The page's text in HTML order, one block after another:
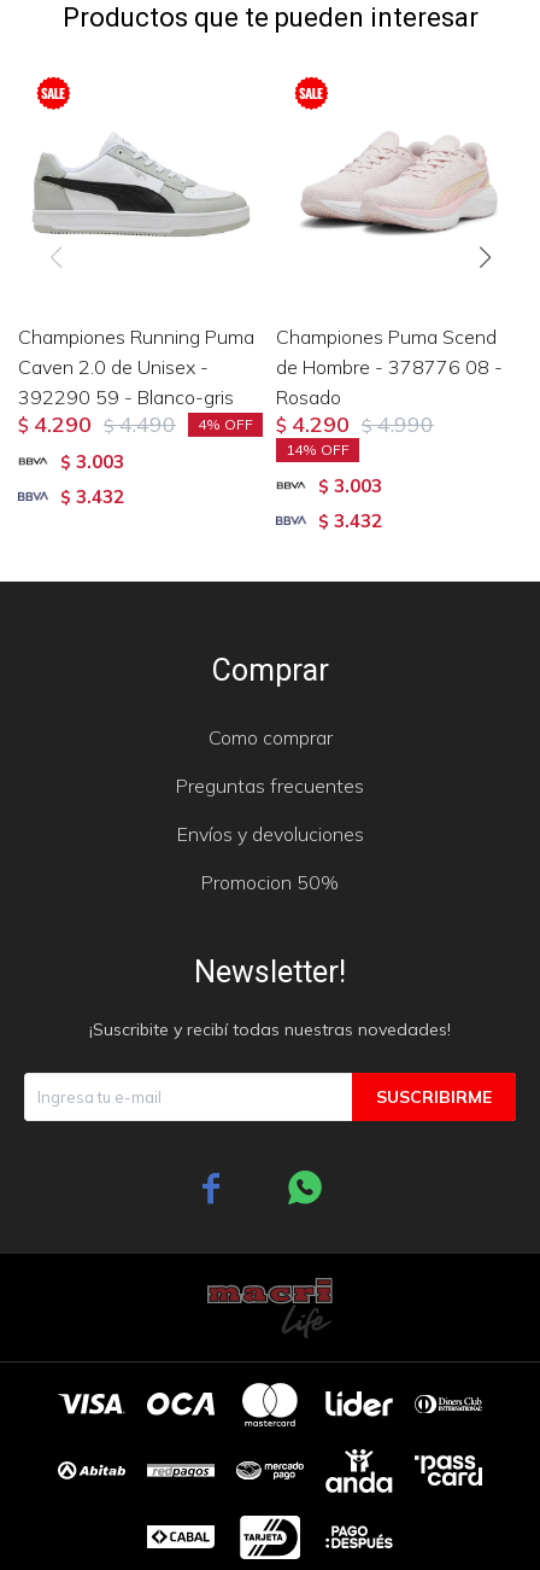
Productos que te pueden interesar
Championes Running Puma
Caven 2.0 de Unisex -
392290 59 - Blanco-gris
$ 4.290 $ 4.490 4
$ 3.003
$ 3.432
Championes Puma Scend
de Hombre - 378776 08 -
Rosado
$ 4.290 $ 4.990
14
$ 3.003
$ 3.432
Comprar
Como comprar
Preguntas frecuentes
Envíos y devoluciones
Promocion 50%
Newsletter!
¡Suscribite y recibí todas nuestras novedades!
SUSCRIBIRME
 